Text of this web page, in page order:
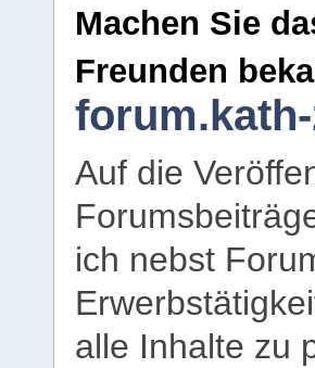
Machen Sie
Freunden
Auf die
ich nebst
alle Inhalte zu